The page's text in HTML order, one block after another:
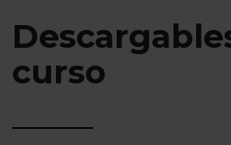
curso